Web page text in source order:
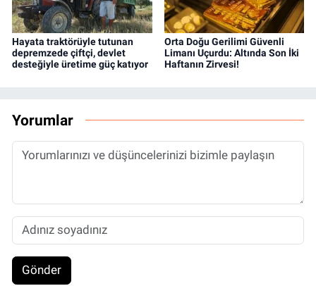
Hayata traktörüyle tutunan
depremzede çiftçi, devlet
desteğiyle üretime güç katıyor
Orta Doğu Gerilimi Güvenli
Limanı Uçurdu: Altında Son İki
Haftanın Zirvesi!
Yorumlar
Gönder